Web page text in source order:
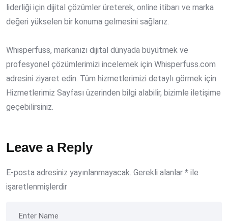
liderliği için dijital çözümler üreterek, online itibarı ve marka
değeri yükselen bir konuma gelmesini sağlarız.
Whisperfuss, markanızı dijital dünyada büyütmek ve
profesyonel çözümlerimizi incelemek için Whisperfuss.com
adresini ziyaret edin. Tüm hizmetlerimizi detaylı görmek için
Hizmetlerimiz Sayfası üzerinden bilgi alabilir, bizimle iletişime
geçebilirsiniz.
Leave a Reply
E-posta adresiniz yayınlanmayacak. Gerekli alanlar * ile
işaretlenmişlerdir